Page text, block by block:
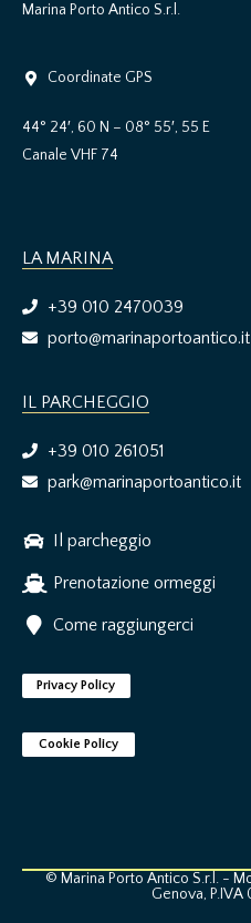
Marina Porto Antico S.r.l.
Coordinate GPS
44° 24′, 60 N – 08° 55′, 55 E
Canale VHF 74
LA MARINA
+39 010 2470039
porto@marinaportoantico.it
IL PARCHEGGIO
+39 010 261051
park@marinaportoantico.it
Il parcheggio
Prenotazione ormeggi
Come raggiungerci
Privacy Policy
Cookie Policy
© Marina Porto Antico S.r.l. -
Genova,